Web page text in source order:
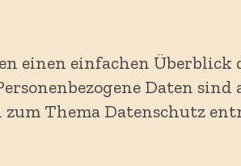
einen einfachen
Daten
Thema Datenschutz